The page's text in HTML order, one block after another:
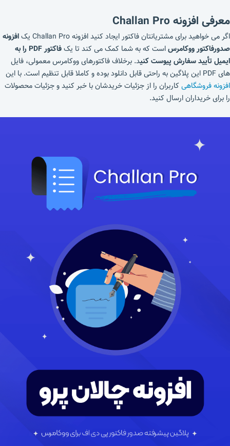
معرفی افزونه Challan Pro
اگر می خواهید برای مشتریانتان فاکتور ایجاد کنید افزونه Challan Pro یک
افزونه
صدورفاکتور ووکامرساست که به شما کمک می کند تا یک
فاکتور PDF را به
ایمیل تأیید سفارش پیوست کنید. برخلاف فاکتورهای ووکامرس معمولی، فایل
های PDF این پلاگین به راحتی قابل دانلود بوده و کاملا قابل تنظیم است. با این
افزونه فروشگاهیکاربران را از جزئیات خریدشان با خبر کنید و جزئیات محصولات
را برای خریداران ارسال کنید.